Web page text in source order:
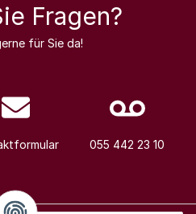
Fragen?
für Sie da!
055 442 23 10